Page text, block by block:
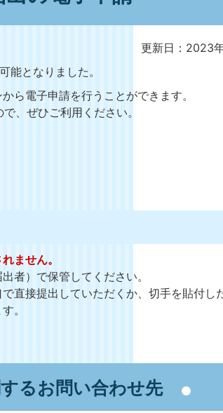
更新日：2023
能となりました。
ら電子申請を行うことができます。
、ぜひご利用ください。
ません。
者）で保管してください。
直接提出していただくか、切手を貼付し
。
るお問い合わせ先